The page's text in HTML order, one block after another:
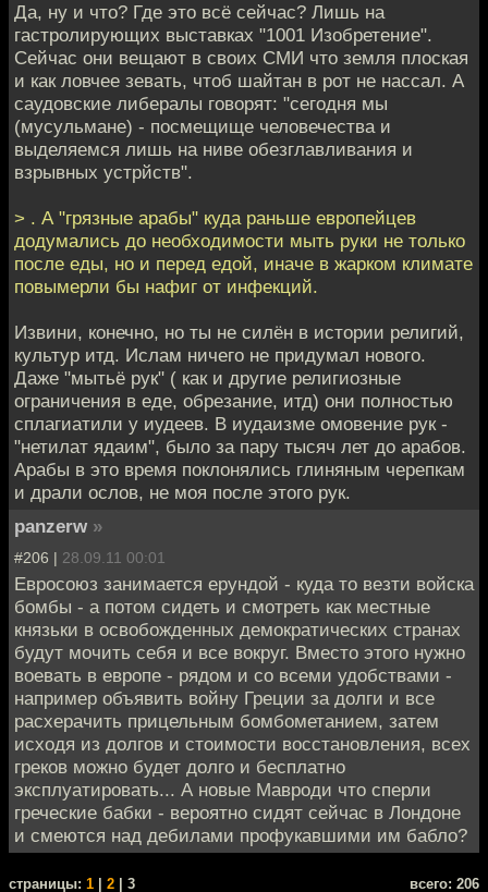
Да, ну и что? Где это всё сейчас? Лишь на
гастролирующих выставках "1001 Изобретение".
Сейчас они вещают в своих СМИ что земля плоская
и как ловчее зевать, чтоб шайтан в рот не нассал. А
саудовские либералы говорят: "сегодня мы
(мусульмане) - посмещище человечества и
выделяемся лишь на ниве обезглавливания и
взрывных устрйств".
> . А "грязные арабы" куда раньше европейцев
додумались до необходимости мыть руки не только
после еды, но и перед едой, иначе в жарком климате
повымерли бы нафиг от инфекций.
Извини, конечно, но ты не силён в истории религий,
культур итд. Ислам ничего не придумал нового.
Даже "мытьё рук" ( как и другие религиозные
ограничения в еде, обрезание, итд) они полностью
сплагиатили у иудеев. В иудаизме омовение рук -
"нетилат ядаим", было за парy тысяч лет до арабов.
Арабы в это время поклонялись глиняным черепкам
и драли ослов, не моя после этого рук.
panzerw »
#206 | 28.09.11 00:01
Евросоюз занимается ерундой - куда то везти войска
бомбы - а потом сидеть и смотреть как местные
князьки в освобожденных демократических странах
будут мочить себя и все вокруг. Вместо этого нужно
воевать в европе - рядом и со всеми удобствами -
например объявить войну Греции за долги и все
расхерачить прицельным бомбометанием, затем
исходя из долгов и стоимости восстановления, всех
греков можно будет долго и бесплатно
эксплуатировать... А новые Мавроди что сперли
греческие бабки - вероятно сидят сейчас в Лондоне
и смеются над дебилами профукавшими им бабло?
cтраницы: 1 2 | 3 всего: 206